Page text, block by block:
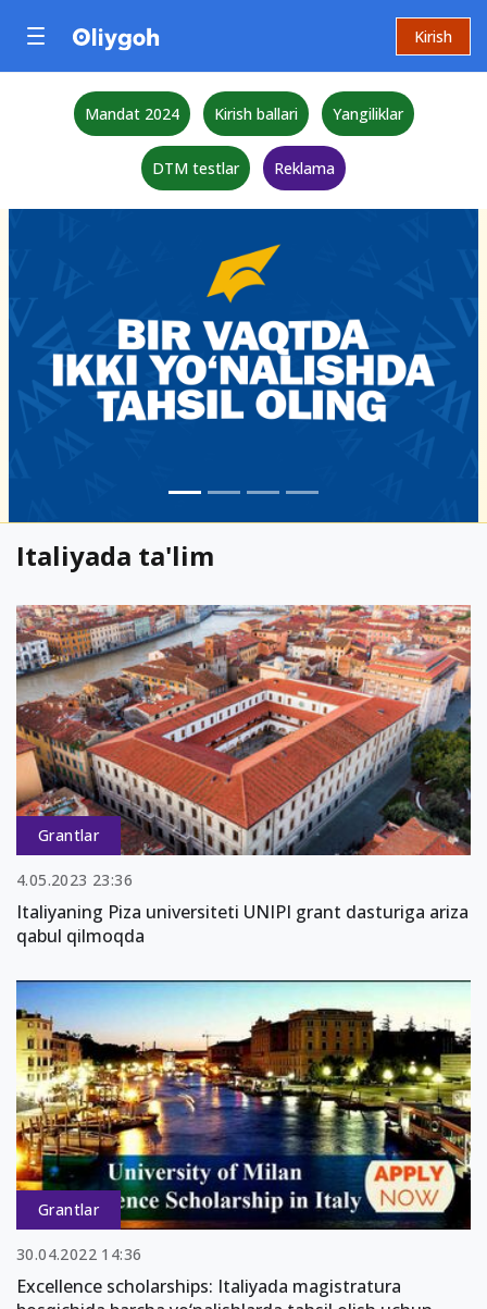
Kirish
Mandat 2024 Kirish ballari Yangiliklar
DTM testlar Reklama
Italiyada ta'lim
Grantlar
4.05.2023 23:36
Italiyaning Piza universiteti UNIPI grant dasturiga ariza
qabul qilmoqda
Grantlar
30.04.2022 14:36
Excellence scholarships: Italiyada magistratura